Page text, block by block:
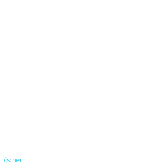
Löschen